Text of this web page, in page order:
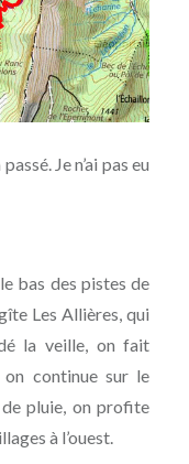
Je n’ai pas eu
bas des pistes de
Les Allières, qui
la veille, on fait
continue sur le
pluie, on profite
à l’ouest.